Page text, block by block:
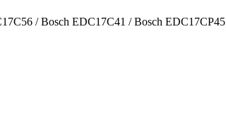
/ Bosch EDC17C41 / Bosch EDC17CP45